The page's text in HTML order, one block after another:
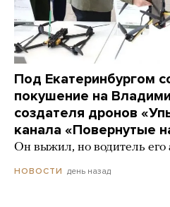
Под Екатеринбургом
покушение на
создателя дронов
канала «Повернутые
Он выжил, но водитель его
НОВОСТИ день назад